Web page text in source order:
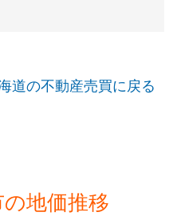
道の不動産売買に戻る
地価推移